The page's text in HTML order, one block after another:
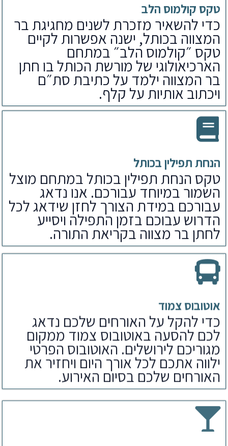
טקס קולמוס הלב
כדי להשאיר מזכרת לשנים מחגיגת בר
המצווה בכותל, ישנה אפשרות לקיים
טקס ״קולמוס הלב״ במתחם
הארכיאולוגי של מורשת הכותל בו חתן
בר המצווה ילמד על כתיבת סת״ם
ויכתוב אותיות על קלף.
הנחת תפילין בכותל
טקס הנחת תפילין בכותל במתחם מוצל
השמור במיוחד עבורכם. אנו נדאג
עבורכם במידת הצורך לחזן שידאג לכל
הדרוש עבוכם בזמן התפילה ויסייע
לחתן בר מצווה בקריאת התורה.
אוטובוס צמוד
כדי להקל על האורחים שלכם נדאג
לכם להסעה באוטובוס צמוד ממקום
מגוריכם לירושלים. האוטובוס הפרטי
ילווה אתכם לכל אורך היום ויחזיר את
האורחים שלכם בסיום האירוע.